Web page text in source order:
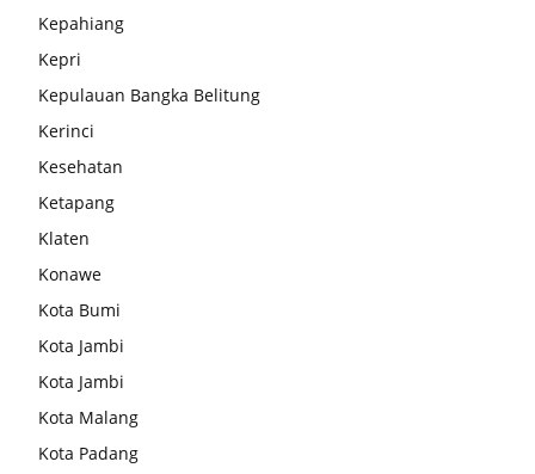
Kepahiang
Kepri
Kepulauan Bangka Belitung
Kerinci
Kesehatan
Ketapang
Klaten
Konawe
Kota Bumi
Kota Jambi
Kota Jambi
Kota Malang
Kota Padang